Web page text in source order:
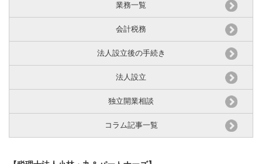
業務一覧
会計税務
法人設立後の手続き
法人設立
独立開業相談
コラム記事一覧